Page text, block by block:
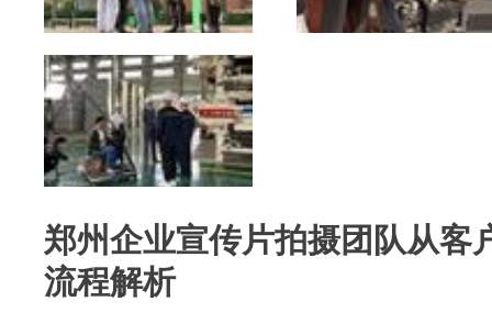
郑州企业宣传片拍摄团队从客
流程解析